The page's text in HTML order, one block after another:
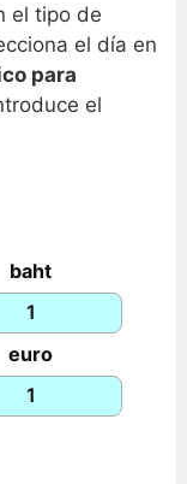
el tipo de
el día en
para
el
baht
euro